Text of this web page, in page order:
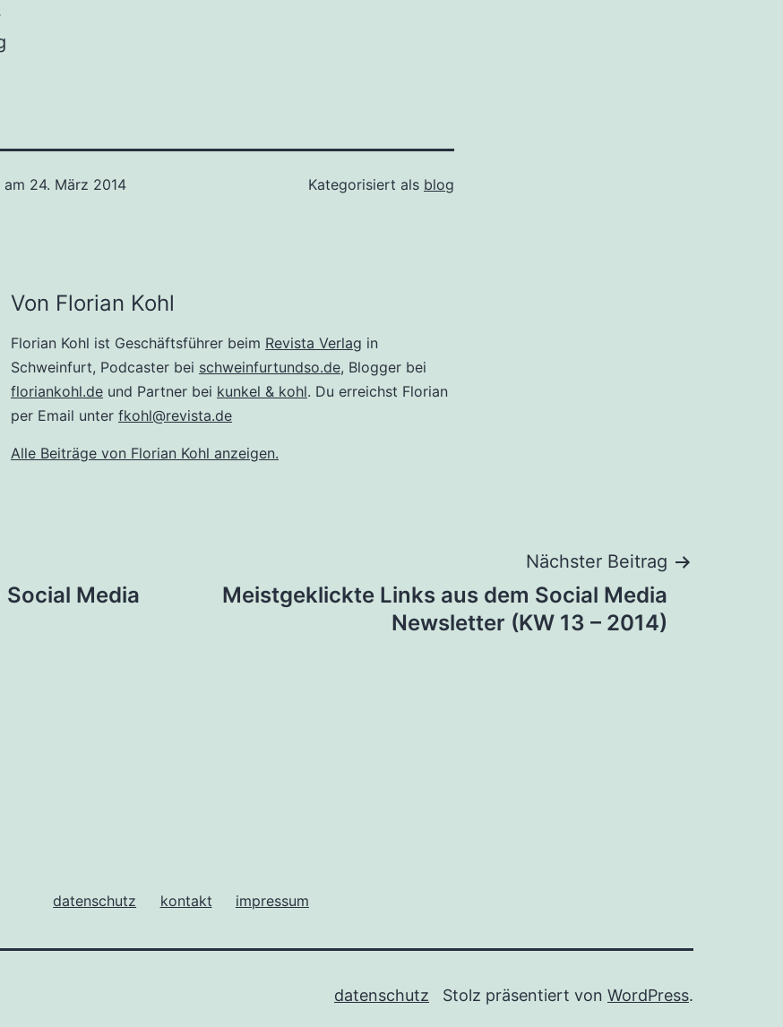
24. März 2014 Kategorisiert als blog
Von Florian Kohl
Florian Kohl ist Geschäftsführer beim Revista Verlag in
Schweinfurt, Podcaster bei schweinfurtundso.de, Blogger bei
floriankohl.de und Partner bei kunkel & kohl. Du erreichst Florian
per Email unter fkohl@revista.de
Alle Beiträge von Florian Kohl anzeigen.
Media
Nächster Beitrag
Meistgeklickte Links aus dem Social Media
Newsletter (KW 13 – 2014)
datenschutz kontakt impressum
datenschutz Stolz präsentiert von WordPress.